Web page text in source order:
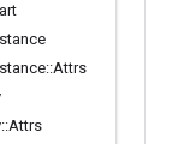
::Attrs
::Attrs